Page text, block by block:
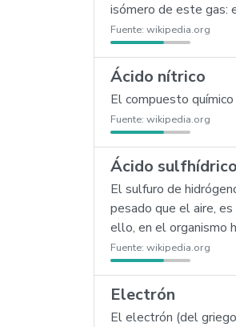
isómero de este gas:
Fuente: wikipedia.org
Ácido nítrico
El compuesto
Fuente: wikipedia.org
Ácido sulfhídrico
El sulfuro de
pesado que el aire,
ello, en el organismo
Fuente: wikipedia.org
Electrón
El electrón (del